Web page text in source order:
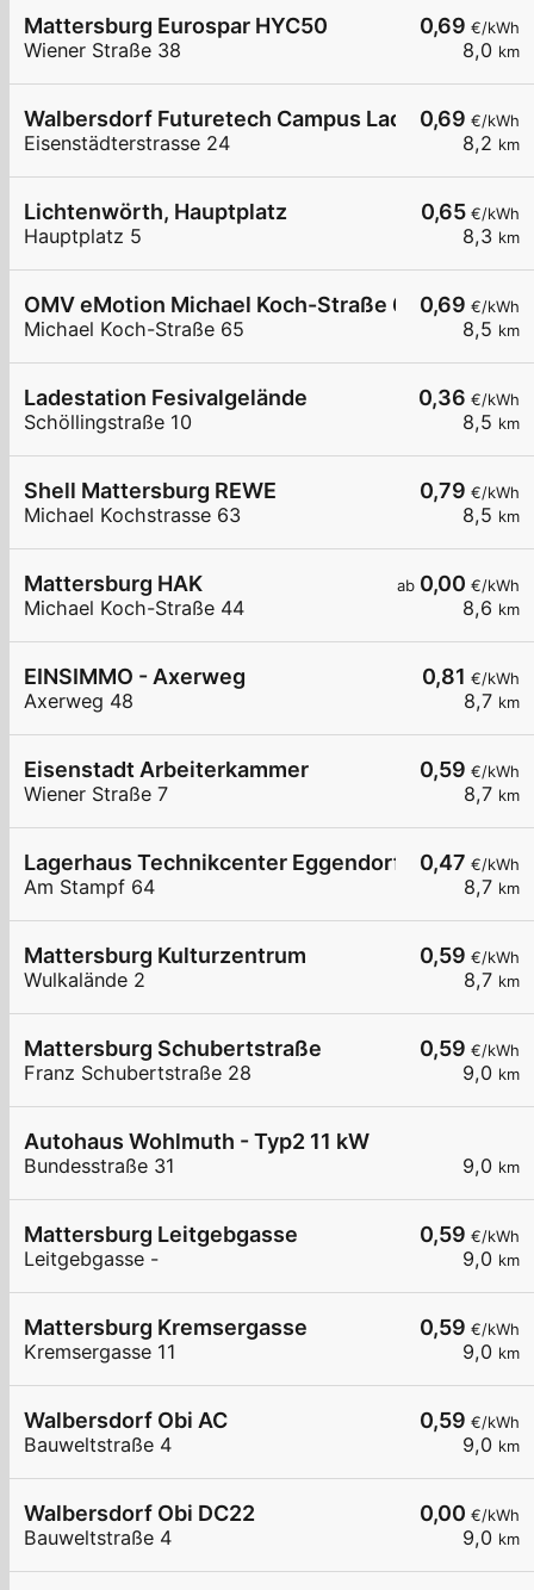
0,69 €/kWh
8,0 km
Mattersburg Eurospar HYC50
Wiener Straße 38
0,69 €/kWh
8,2 km
Walbersdorf Futuretech Campus Ladehub
Eisenstädterstrasse 24
0,65 €/kWh
8,3 km
Lichtenwörth, Hauptplatz
Hauptplatz 5
0,69 €/kWh
8,5 km
OMV eMotion Michael Koch-Straße 65
Michael Koch-Straße 65
0,36 €/kWh
8,5 km
Ladestation Fesivalgelände
Schöllingstraße 10
0,79 €/kWh
8,5 km
Shell Mattersburg REWE
Michael Kochstrasse 63
ab 0,00 €/kWh
8,6 km
Mattersburg HAK
Michael Koch-Straße 44
0,81 €/kWh
8,7 km
EINSIMMO - Axerweg
Axerweg 48
0,59 €/kWh
8,7 km
Eisenstadt Arbeiterkammer
Wiener Straße 7
0,47 €/kWh
8,7 km
Lagerhaus Technikcenter Eggendorf
Am Stampf 64
0,59 €/kWh
8,7 km
Mattersburg Kulturzentrum
Wulkalände 2
0,59 €/kWh
9,0 km
Mattersburg Schubertstraße
Franz Schubertstraße 28
9,0 km
Autohaus Wohlmuth - Typ2 11 kW
Bundesstraße 31
0,59 €/kWh
9,0 km
Mattersburg Leitgebgasse
Leitgebgasse -
0,59 €/kWh
9,0 km
Mattersburg Kremsergasse
Kremsergasse 11
0,59 €/kWh
9,0 km
Walbersdorf Obi AC
Bauweltstraße 4
0,00 €/kWh
9,0 km
Walbersdorf Obi DC22
Bauweltstraße 4